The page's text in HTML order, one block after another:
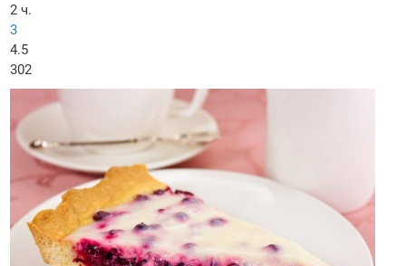
2 ч.
3
4.5
302